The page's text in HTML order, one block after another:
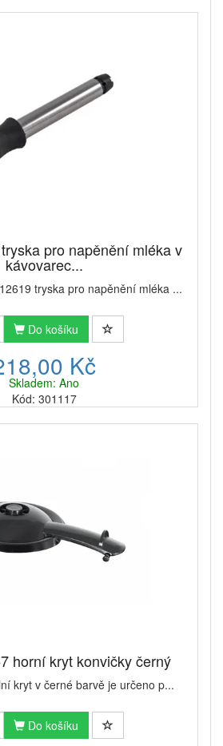
pro napěnění mléka v
kávovarec...
tryska pro napěnění mléka ...
Do košíku
Kč
Skladem: Ano
Kód: 301117
horní kryt konvičky černý
kryt v černé barvě je určeno p...
Do košíku